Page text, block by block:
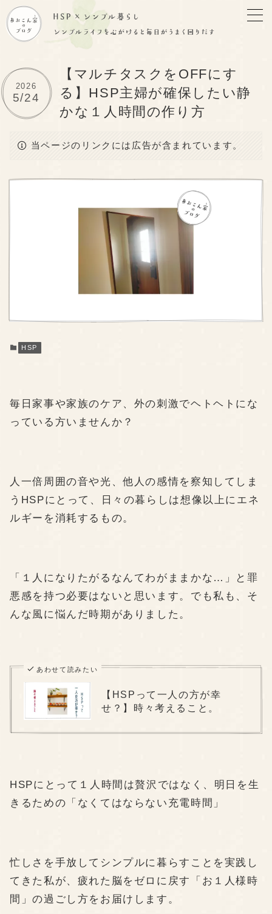
【マルチタスクをOFFにす
る】HSP主婦が確保したい静
かな１人時間の作り方
2026
5/24
当ページのリンクには広告が含まれています。
HSP
毎日家事や家族のケア、外の刺激でヘトヘトにな
っている方いませんか？
人一倍周囲の音や光、他人の感情を察知してしま
うHSPにとって、日々の暮らしは想像以上にエネ
ルギーを消耗するもの。
「１人になりたがるなんてわがままかな…」と罪
悪感を持つ必要はないと思います。でも私も、そ
んな風に悩んだ時期がありました。
あわせて読みたい
【HSPって一人の方が幸
せ？】時々考えること。
HSPにとって１人時間は贅沢ではなく、明日を生
きるための「なくてはならない充電時間」
忙しさを手放してシンプルに暮らすことを実践し
てきた私が、疲れた脳をゼロに戻す「お１人様時
間」の過ごし方をお届けします。